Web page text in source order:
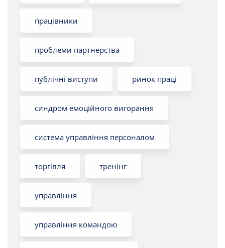
працівники
проблеми партнерства
публічні виступи ринок праці
синдром емоційного вигорання
система управління персоналом
торгівля тренінг
управління
управління командою